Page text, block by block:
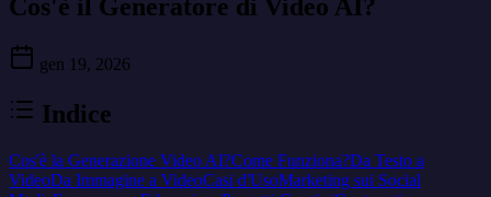
Cos'è il Generatore di Video AI?
gen 19, 2026
Indice
Cos'è la Generazione Video AI?Come Funziona?Da Testo a
VideoDa Immagine a VideoCasi d'UsoMarketing sui Social